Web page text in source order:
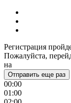
Регистрация
Пожалуйста,
на
Отправить еще раз
00:00
01:00